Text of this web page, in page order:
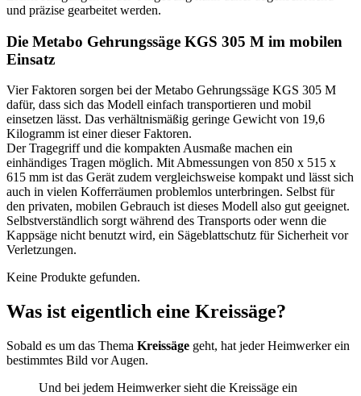
und präzise gearbeitet werden.
Die Metabo Gehrungssäge KGS 305 M im mobilen
Einsatz
Vier Faktoren sorgen bei der Metabo Gehrungssäge KGS 305 M
dafür, dass sich das Modell einfach transportieren und mobil
einsetzen lässt. Das verhältnismäßig geringe Gewicht von 19,6
Kilogramm ist einer dieser Faktoren.
Der Tragegriff und die kompakten Ausmaße machen ein
einhändiges Tragen möglich. Mit Abmessungen von 850 x 515 x
615 mm ist das Gerät zudem vergleichsweise kompakt und lässt sich
auch in vielen Kofferräumen problemlos unterbringen. Selbst für
den privaten, mobilen Gebrauch ist dieses Modell also gut geeignet.
Selbstverständlich sorgt während des Transports oder wenn die
Kappsäge nicht benutzt wird, ein Sägeblattschutz für Sicherheit vor
Verletzungen.
Keine Produkte gefunden.
Was ist eigentlich eine Kreissäge?
Sobald es um das Thema Kreissäge geht, hat jeder Heimwerker ein
bestimmtes Bild vor Augen.
Und bei jedem Heimwerker sieht die Kreissäge ein